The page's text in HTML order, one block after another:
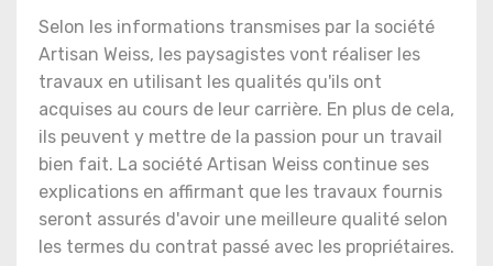
Selon les informations transmises par la société
Artisan Weiss, les paysagistes vont réaliser les
travaux en utilisant les qualités qu'ils ont
acquises au cours de leur carrière. En plus de cela,
ils peuvent y mettre de la passion pour un travail
bien fait. La société Artisan Weiss continue ses
explications en affirmant que les travaux fournis
seront assurés d'avoir une meilleure qualité selon
les termes du contrat passé avec les propriétaires.